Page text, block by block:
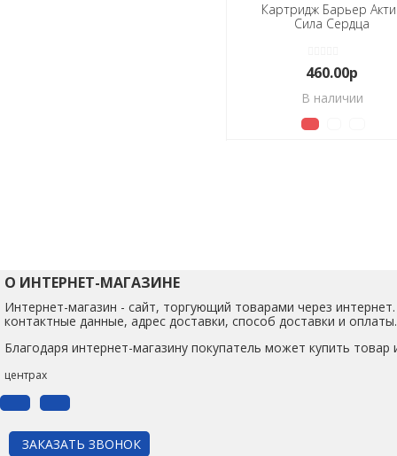
Картридж Барьер
Сила Сердца
460.00р
В наличии
О ИНТЕРНЕТ-МАГАЗИНЕ
Интернет-магазин - сайт, торгующий товарами через
контактные данные, адрес доставки, способ доставки и оплаты.
Благодаря интернет-магазину покупатель может купить
центрах
ЗАКАЗАТЬ ЗВОНОК